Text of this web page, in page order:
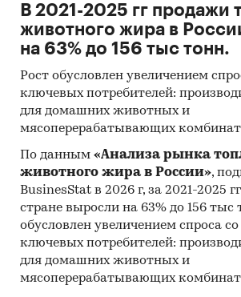
информационная база АИПР
Печатные и электронные
специализированные издания,
аналитические обзоры
Информационные ресурсы
рынка
Материалы сайтов
(электронные торговые/
площадки, доски объявлений,
специализированные
Результаты исследований и
маркетинговых и
(KPMG, PWC, EY, BCG, Deloitte,
В 2021-2025 гг продажи
животного жира в
на 63% до 156 тыс тонн.
Рост обусловлен увеличением
ключевых потребителей:
для домашних животных и
мясоперерабатывающих
По данным «Анализа рынка
животного жира в России»,
BusinesStat в 2026 г, за 2021-2025
стране выросли на 63% до 156 тыс
обусловлен увеличением спроса
ключевых потребителей:
для домашних животных и
мясоперерабатывающих